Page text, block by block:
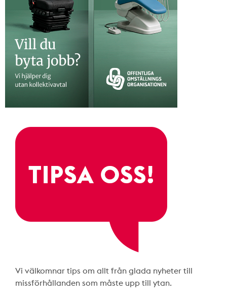
Vi välkomnar tips om allt från glada nyheter till
missförhållanden som måste upp till ytan.